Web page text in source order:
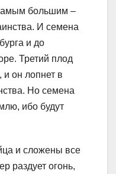
большим –
И семена
и до
Третий плод
он лопнет в
Но семена
ибо будут
и сложены все
раздует огонь,